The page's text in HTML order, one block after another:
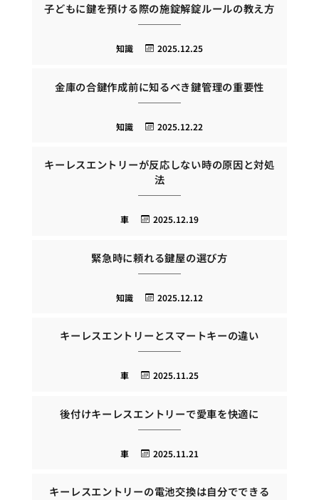
子どもに鍵を預ける際の施錠解錠ルールの教え方
2025.12.25
知識
金庫の合鍵作成前に知るべき鍵管理の重要性
2025.12.22
知識
キーレスエントリーが反応しない時の原因と対処
法
2025.12.19
車
緊急時に頼れる鍵屋の選び方
2025.12.12
知識
キーレスエントリーとスマートキーの違い
2025.11.25
車
後付けキーレスエントリーで愛車を快適に
2025.11.21
車
キーレスエントリーの電池交換は自分でできる